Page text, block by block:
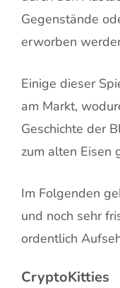
Gegenstände
erworben
Einige dieser
am Markt,
Geschichte der
zum alten Eisen
Im Folgenden
und noch sehr
ordentlich
CryptoKitties